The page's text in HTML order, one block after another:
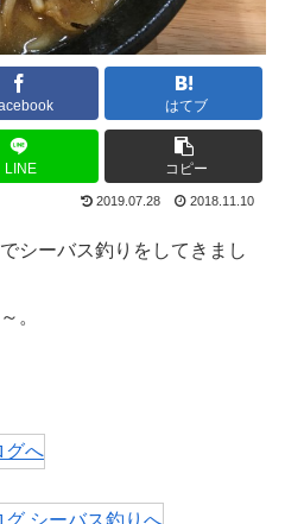
はてブ
LINE コピー
2019.07.28 2018.11.10
シーバス釣りをしてきまし
。